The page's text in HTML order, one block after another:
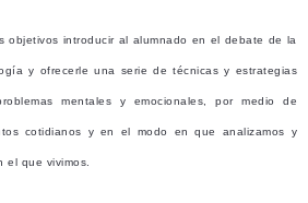
objetivos introducir al alumnado en el debate de la
y ofrecerle una serie de técnicas y estrategias
mentales y emocionales, por medio de
cotidianos y en el modo en que analizamos y
el que vivimos.